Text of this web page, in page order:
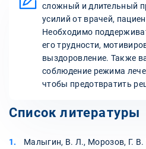
сложный и длительный
усилий от врачей,
Необходимо
его трудности,
выздоровление. Также
соблюдение режима
чтобы предотвратить
Список литературы
Малыгин, В. Л., Морозов, Г. В.